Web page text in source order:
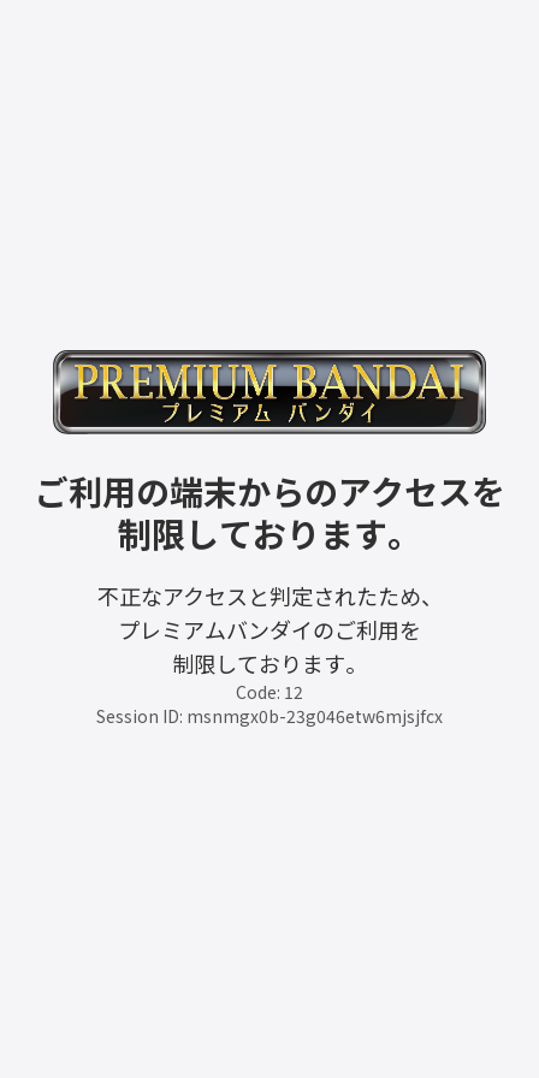
ご利用の端末からのアクセスを
制限しております。
不正なアクセスと判定されたため、
プレミアムバンダイのご利用を
制限しております。
Code: 12
Session ID: msnmgx0b-23g046etw6mjsjfcx